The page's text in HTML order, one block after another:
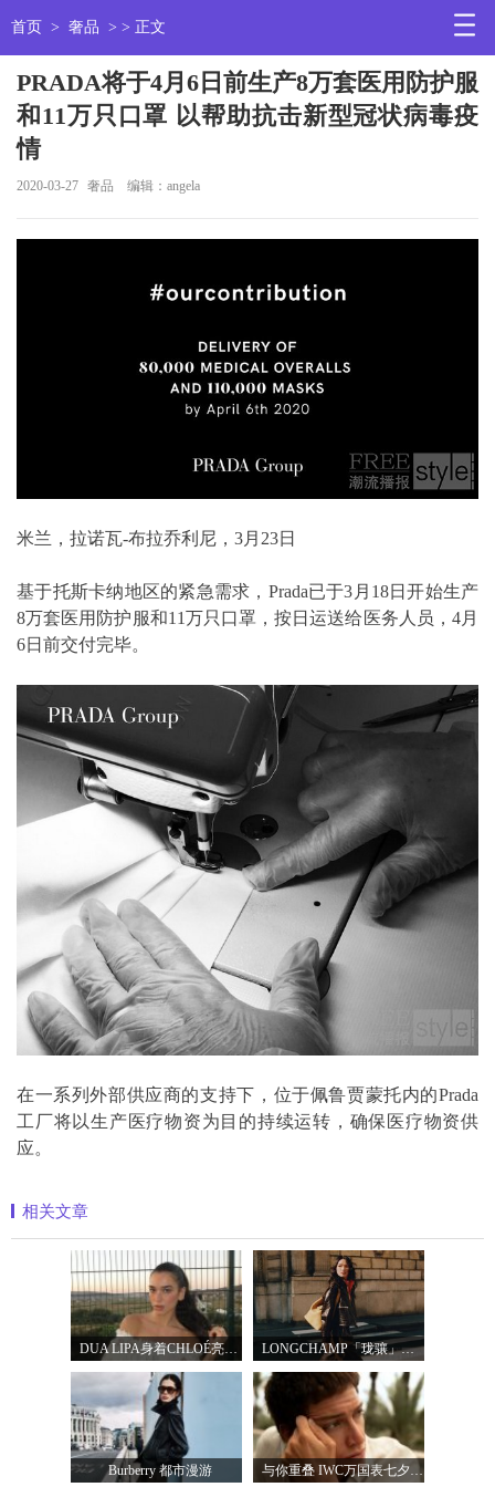
首页 > 奢品 > > 正文
PRADA将于4月6日前生产8万套医用防护服
和11万只口罩 以帮助抗击新型冠状病毒疫
情
2020-03-27 奢品 编辑：angela
米兰，拉诺瓦-布拉乔利尼，3月23日
基于托斯卡纳地区的紧急需求，Prada已于3月18日开始生产
8万套医用防护服和11万只口罩，按日运送给医务人员，4月
6日前交付完毕。
在一系列外部供应商的支持下，位于佩鲁贾蒙托内的Prada
工厂将以生产医疗物资为目的持续运转，确保医疗物资供
应。
相关文章
LONGCHAMP「珑骧」全新LE CADENCE 系列 奏响法
Burberry 都市漫游 与你重叠 IWC万国表七夕臻选腕表